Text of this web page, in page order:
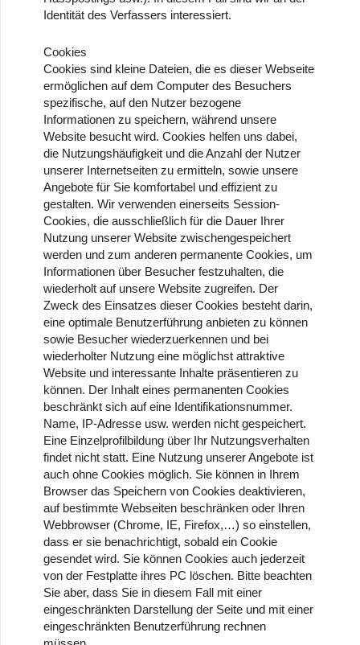
Identität des Verfassers interessiert.
Cookies
Cookies sind kleine Dateien, die es dieser Webseite
ermöglichen auf dem Computer des Besuchers
spezifische, auf den Nutzer bezogene
Informationen zu speichern, während unsere
Website besucht wird. Cookies helfen uns dabei,
die Nutzungshäufigkeit und die Anzahl der Nutzer
unserer Internetseiten zu ermitteln, sowie unsere
Angebote für Sie komfortabel und effizient zu
gestalten. Wir verwenden einerseits Session-
Cookies, die ausschließlich für die Dauer Ihrer
Nutzung unserer Website zwischengespeichert
werden und zum anderen permanente Cookies, um
Informationen über Besucher festzuhalten, die
wiederholt auf unsere Website zugreifen. Der
Zweck des Einsatzes dieser Cookies besteht darin,
eine optimale Benutzerführung anbieten zu können
sowie Besucher wiederzuerkennen und bei
wiederholter Nutzung eine möglichst attraktive
Website und interessante Inhalte präsentieren zu
können. Der Inhalt eines permanenten Cookies
beschränkt sich auf eine Identifikationsnummer.
Name, IP-Adresse usw. werden nicht gespeichert.
Eine Einzelprofilbildung über Ihr Nutzungsverhalten
findet nicht statt. Eine Nutzung unserer Angebote ist
auch ohne Cookies möglich. Sie können in Ihrem
Browser das Speichern von Cookies deaktivieren,
auf bestimmte Webseiten beschränken oder Ihren
Webbrowser (Chrome, IE, Firefox,…) so einstellen,
dass er sie benachrichtigt, sobald ein Cookie
gesendet wird. Sie können Cookies auch jederzeit
von der Festplatte ihres PC löschen. Bitte beachten
Sie aber, dass Sie in diesem Fall mit einer
eingeschränkten Darstellung der Seite und mit einer
eingeschränkten Benutzerführung rechnen